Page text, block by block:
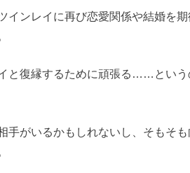
インレイに再び恋愛関係や結婚を
と復縁するために頑張る……とい
手がいるかもしれないし、そもそ